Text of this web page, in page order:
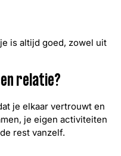
is altijd goed, zowel uit
relatie?
je elkaar vertrouwt en
je eigen activiteiten
rest vanzelf.